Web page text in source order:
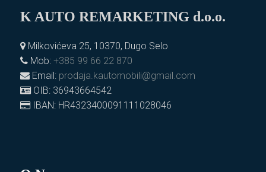
K AUTO REMARKETING d.o.o.
Milkovićeva 25, 10370, Dugo Selo
Mob: +385 99 66 22 870
Email: prodaja.kautomobili@gmail.com
OIB: 36943664542
IBAN: HR4323400091111028046